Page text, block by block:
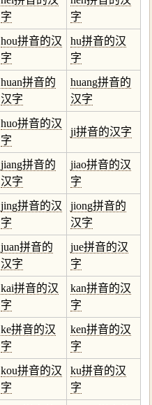
字
字
hou拼音的汉
字
hu拼音的汉
字
huan拼音的
汉字
huang拼音的
汉字
huo拼音的汉
字
ji拼音的汉字
jiang拼音的
汉字
jiao拼音的汉
字
jing拼音的汉
字
jiong拼音的
汉字
juan拼音的
汉字
jue拼音的汉
字
kai拼音的汉
字
kan拼音的汉
字
ke拼音的汉
字
ken拼音的汉
字
kou拼音的汉
字
ku拼音的汉
字